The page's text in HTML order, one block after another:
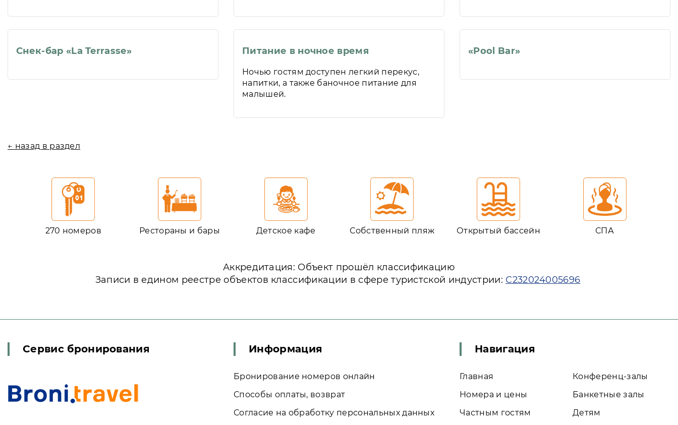
Снек-бар «La Terrasse» Питание в ночное время
Ночью гостям доступен легкий перекус,
напитки, а также баночное питание для
малышей.
«Pool Bar»
← назад в раздел
270 номеров Рестораны и бары Детское кафе Собственный пляж Открытый бассейн СПА
Аккредитация: Объект прошёл классификацию
Записи в едином реестре объектов классификации в сфере туристской индустрии: С232024005696
Сервис бронирования Информация
Бронирование номеров онлайн
Способы оплаты, возврат
Согласие на обработку персональных данных
Навигация
Главная
Номера и цены
Частным гостям
Конференц-залы
Банкетные залы
Детям